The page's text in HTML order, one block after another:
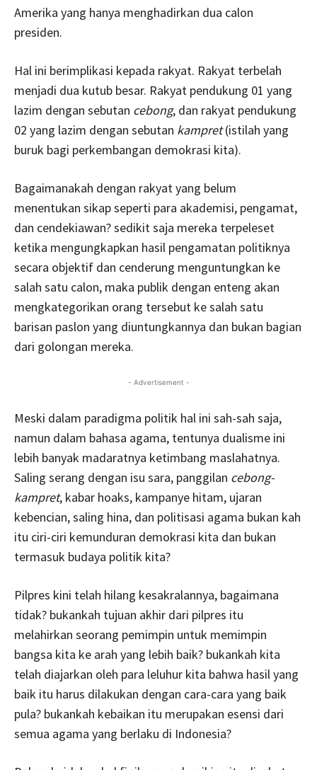
Amerika yang hanya menghadirkan dua calon
presiden.
Hal ini berimplikasi kepada rakyat. Rakyat terbelah
menjadi dua kutub besar. Rakyat pendukung 01 yang
lazim dengan sebutan cebong, dan rakyat pendukung
02 yang lazim dengan sebutan kampret(istilah yang
buruk bagi perkembangan demokrasi kita).
Bagaimanakah dengan rakyat yang belum
menentukan sikap seperti para akademisi, pengamat,
dan cendekiawan? sedikit saja mereka terpeleset
ketika mengungkapkan hasil pengamatan politiknya
secara objektif dan cenderung menguntungkan ke
salah satu calon, maka publik dengan enteng akan
mengkategorikan orang tersebut ke salah satu
barisan paslon yang diuntungkannya dan bukan bagian
dari golongan mereka.
- Advertisement -
Meski dalam paradigma politik hal ini sah-sah saja,
namun dalam bahasa agama, tentunya dualisme ini
lebih banyak madaratnya ketimbang maslahatnya.
Saling serang dengan isu sara, panggilan cebong-
kampret, kabar hoaks, kampanye hitam, ujaran
kebencian, saling hina, dan politisasi agama bukan kah
itu ciri-ciri kemunduran demokrasi kita dan bukan
termasuk budaya politik kita?
Pilpres kini telah hilang kesakralannya, bagaimana
tidak? bukankah tujuan akhir dari pilpres itu
melahirkan seorang pemimpin untuk memimpin
bangsa kita ke arah yang lebih baik? bukankah kita
telah diajarkan oleh para leluhur kita bahwa hasil yang
baik itu harus dilakukan dengan cara-cara yang baik
pula? bukankah kebaikan itu merupakan esensi dari
semua agama yang berlaku di Indonesia?